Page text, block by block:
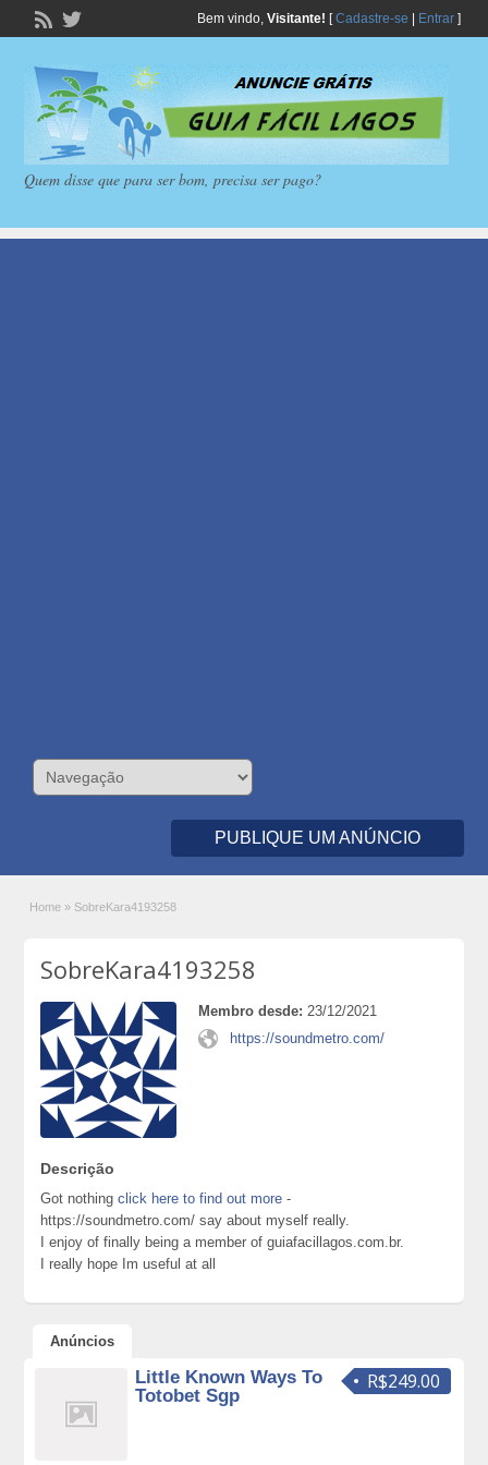
Bem vindo, Visitante! [Cadastre-se Entrar]
Quem disse que para ser bom, precisa ser pago?
PUBLIQUE UM ANÚNCIO
Home » SobreKara4193258
SobreKara4193258
Membro desde: 23/12/2021
https://soundmetro.com/
Descrição
Got nothingclick here to find out more -
https://soundmetro.com/ say about myself really.
I enjoy of finally being a member of guiafacillagos.com.br.
I really hope Im useful at all
Anúncios
R$249.00
Little Known Ways To
Totobet Sgp